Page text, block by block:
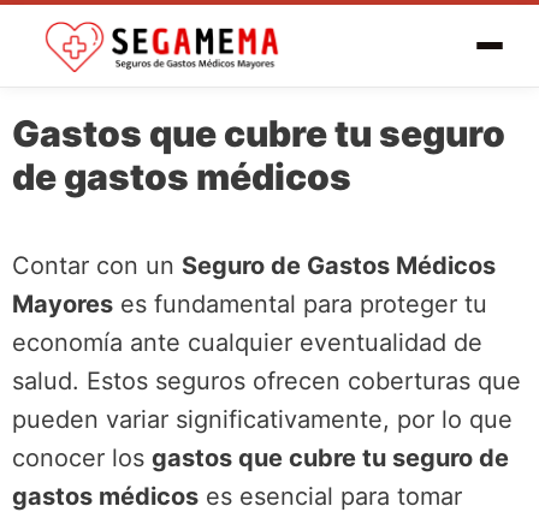
Gastos que cubre tu seguro
de gastos médicos
Contar con un Seguro de Gastos Médicos
Mayores es fundamental para proteger tu
economía ante cualquier eventualidad de
salud. Estos seguros ofrecen coberturas que
pueden variar significativamente, por lo que
conocer los gastos que cubre tu seguro de
gastos médicos es esencial para tomar